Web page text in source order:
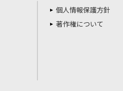
個人情報保護方針
著作権について